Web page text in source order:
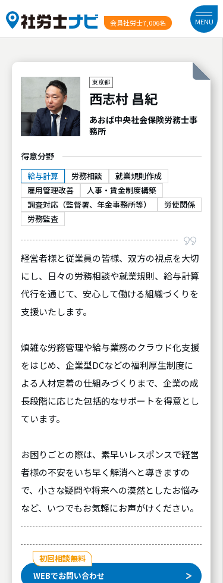
会員社労士7,006名 MENU
東京都
西志村 昌紀
あおば中央社会保険労務士事
務所
得意分野
給与計算 労務相談
就業規則作成
雇用管理改善
人事・賃金制度構築
調査対応（監督署、年金事務所等）
労使関係
労務監査
経営者様と従業員の皆様、双方の視点を大切
にし、日々の労務相談や就業規則、給与計算
代行を通じて、安心して働ける組織づくりを
支援いたします。
煩雑な労務管理や給与業務のクラウド化支援
をはじめ、企業型DCなどの福利厚生制度に
よる人材定着の仕組みづくりまで、企業の成
長段階に応じた包括的なサポートを得意とし
ています。
お困りごとの際は、素早いレスポンスで経営
者様の不安をいち早く解消へと導きますの
で、小さな疑問や将来への漠然としたお悩み
など、いつでもお気軽にお声がけください。
初回相談無料
WEBでお問い合わせ